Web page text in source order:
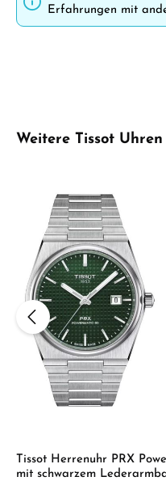
Erfahrungen mit
Produktgalerie
Weitere Tissot
Tissot Herrenuhr PRX
mit schwarzem